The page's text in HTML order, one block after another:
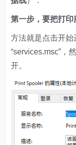
第一步，要把打
方法就是点击开始
“services.msc”，
开。